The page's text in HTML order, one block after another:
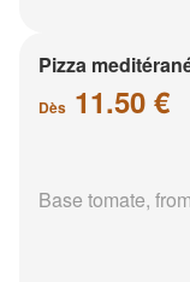
Pizza
Dès 11.50 €
Base tomate,